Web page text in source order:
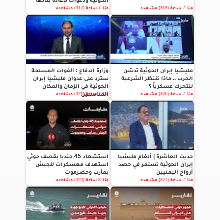
منذ 7 ساعة (318) مشاهده منذ 7 ساعة (317) مشاهده
مليشيا إيران الحوثية تدشن
الحرب .. ماذا تنتظر الشرعية
لتتحرك عسكرياً ؟
منذ 7 ساعة (326) مشاهده
وزارة الدفاع : القوات المسلحة
سترد على عدوان مليشيا إيران
الحوثية في الزمان والمكان
المناسبين
منذ 7 ساعة (321) مشاهده
حديث العاشرة | ألغام مليشيا
إيران الحوثية تستمر في حصد
أرواح اليمنيين
منذ 7 ساعة (327) مشاهده
استشهاد 45 جنديا بقصف حوثي
استهدف معسكرات للجيش
بمأرب وحضرموت
منذ 8 ساعة (320) مشاهده